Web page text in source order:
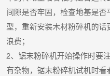
间隙是否牢固，检查地基是
型，重新安装木材粉碎机的
浪费；
2、锯末粉碎机开始操作时要
有杂物，锯末粉碎机试机时